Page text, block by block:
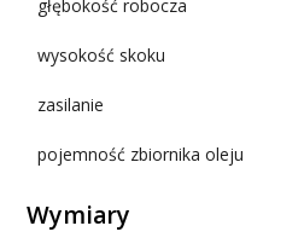
głębokość robocza
wysokość skoku
zasilanie
pojemność zbiornika oleju
Wymiary